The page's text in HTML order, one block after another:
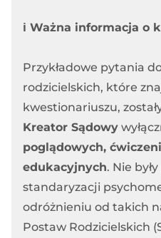
ℹ️ Ważna informacja o
Przykładowe pytania
rodzicielskich, które
kwestionariuszu,
Kreator Sądowy
poglądowych,
edukacyjnych. Nie
standaryzacji
odróżnieniu od takich
Postaw Rodzicielskich